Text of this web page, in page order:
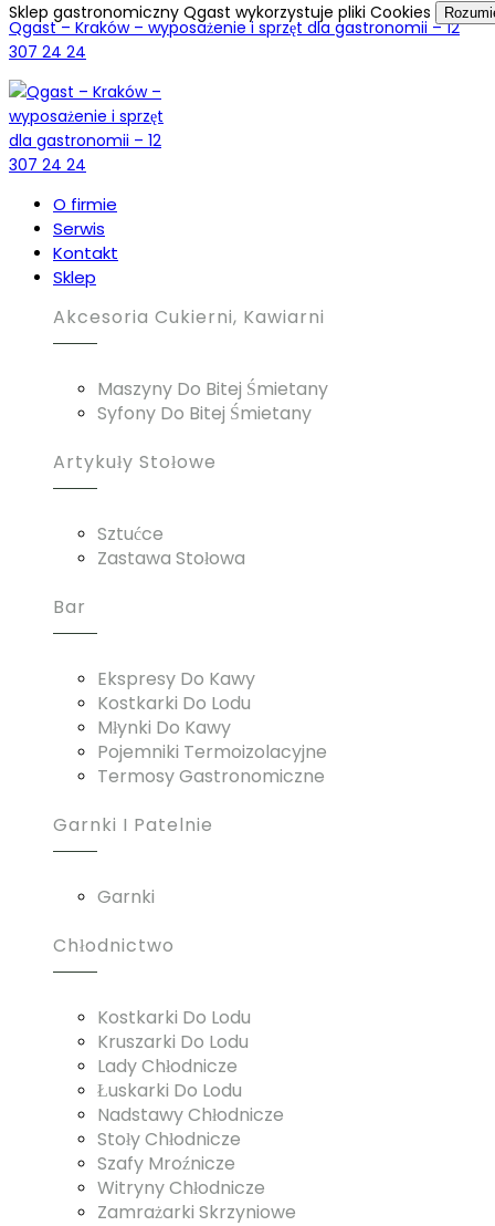
Qgast – Kraków – wyposażenie i sprzęt dla gastronomii – 12
307 24 24
O firmie
Serwis
Kontakt
Sklep
Akcesoria Cukierni, Kawiarni
Maszyny Do Bitej Śmietany
Syfony Do Bitej Śmietany
Artykuły Stołowe
Sztućce
Zastawa Stołowa
Bar
Ekspresy Do Kawy
Kostkarki Do Lodu
Młynki Do Kawy
Pojemniki Termoizolacyjne
Termosy Gastronomiczne
Garnki I Patelnie
Garnki
Chłodnictwo
Kostkarki Do Lodu
Kruszarki Do Lodu
Lady Chłodnicze
Łuskarki Do Lodu
Nadstawy Chłodnicze
Stoły Chłodnicze
Szafy Mroźnicze
Witryny Chłodnicze
Zamrażarki Skrzyniowe
Sklep gastronomiczny Qgast wykorzystuje pliki Cookies